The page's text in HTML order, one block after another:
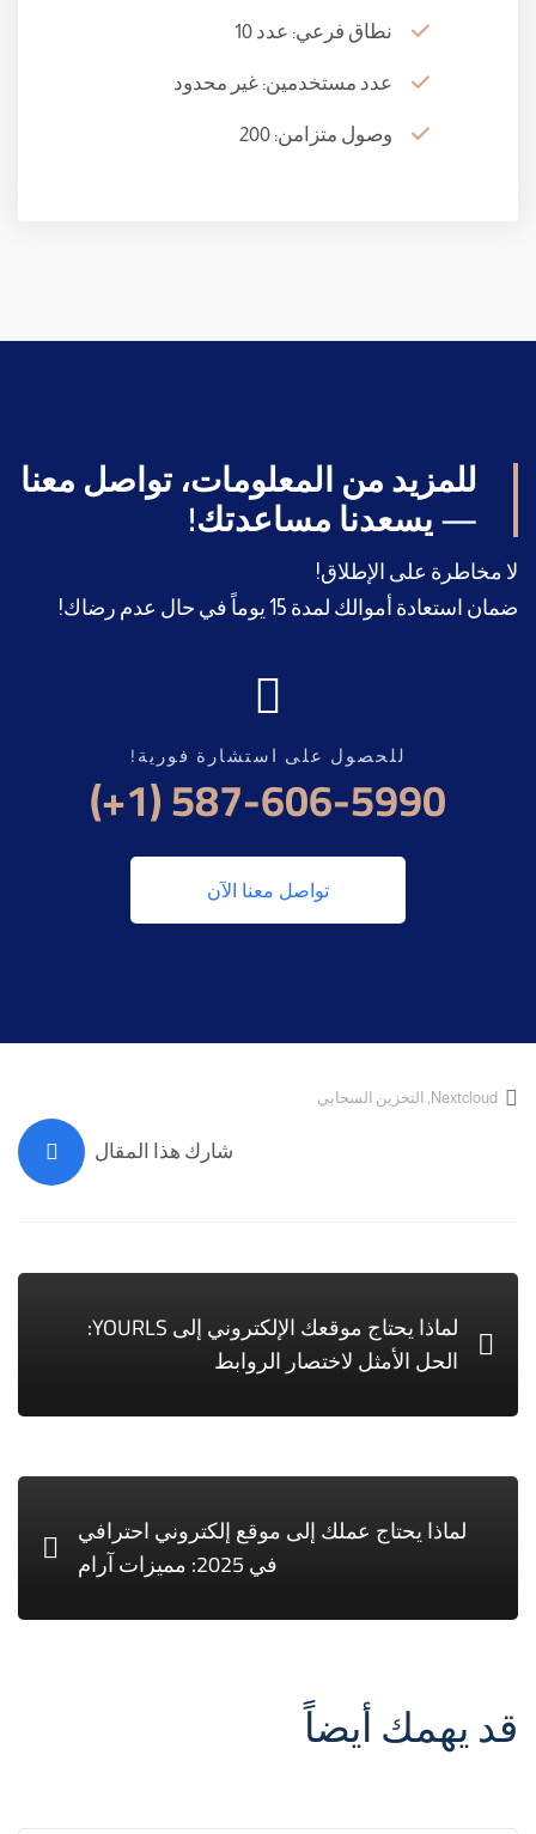
نطاق فرعي: عدد 10
عدد مستخدمين: غير محدود
وصول متزامن: 200
للمزيد من المعلومات، تواصل معنا
— يسعدنا مساعدتك!
لا مخاطرة على الإطلاق!
ضمان استعادة أموالك لمدة 15 يوماً في حال عدم رضاك!
للحصول على استشارة فورية!
(+1) 587-606-5990
تواصل معنا الآن
Nextcloud
, التخزين السحابي
شارك هذا المقال
لماذا يحتاج موقعك الإلكتروني إلى YOURLS:
الحل الأمثل لاختصار الروابط
لماذا يحتاج عملك إلى موقع إلكتروني احترافي
في 2025: مميزات آرام
قد يهمك أيضاً